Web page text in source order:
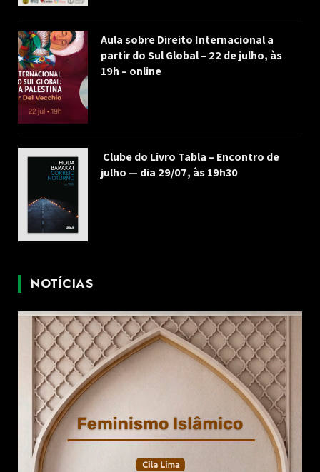
Aula sobre Direito Internacional a
partir do Sul Global – 22 de julho, às
19h – online
Clube do Livro Tabla – Encontro de
julho — dia 29/07, às 19h30
NOTÍCIAS